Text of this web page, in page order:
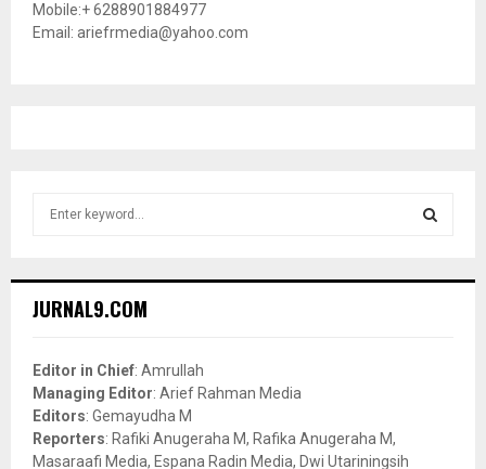
Mobile:+ 6288901884977
Email: ariefrmedia@yahoo.com
h
o
r
:
JURNAL9.COM
Editor in Chief: Amrullah
Managing Editor: Arief Rahman Media
Editors: Gemayudha M
Reporters: Rafiki Anugeraha M, Rafika Anugeraha M,
Masaraafi Media, Espana Radin Media, Dwi Utariningsih